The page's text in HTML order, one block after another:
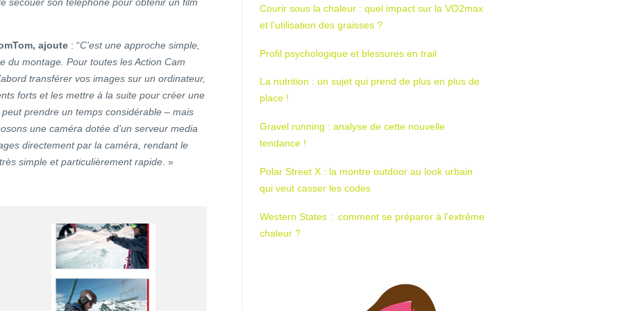
ajoute : “C’est une approche simple,
du montage. Pour toutes les Action Cam
transférer vos images sur un ordinateur,
forts et les mettre à la suite pour créer une
prendre un temps considérable – mais
une caméra dotée d’un serveur media
directement par la caméra, rendant le
simple et particulièrement rapide . »
Courir sous la chaleur : quel impact sur la VO2max
et l’utilisation des graisses ?
Profil psychologique et blessures en trail
La nutrition : un sujet qui prend de plus en plus de
place !
Gravel running : analyse de cette nouvelle
tendance !
Polar Street X : la montre outdoor au look urbain
qui veut casser les codes
Western States : comment se préparer à l’extrême
chaleur ?